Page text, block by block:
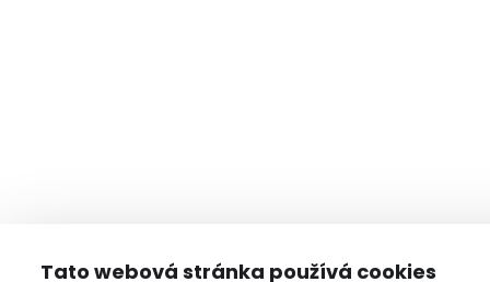
Tato webová stránka používá cookies